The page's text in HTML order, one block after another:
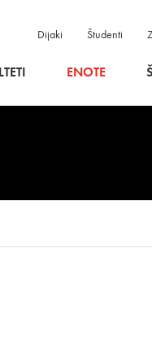
Dijaki Študenti
ENOTE